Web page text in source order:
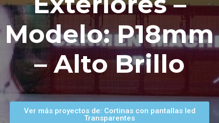
Modelo: P18mm
– Alto Brillo
Ver más proyectos de: Cortinas con pantallas led
Transparentes